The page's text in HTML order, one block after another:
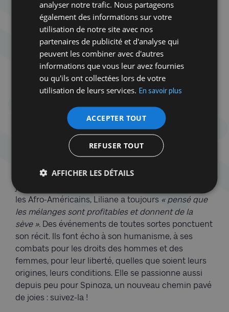
met volontiers la main aux scénarii.
… A la femme libérée
Dotée d’une belle énergie, Liliane Rovere n’a, pour
sa chance, pas eu à se libérer de grand-chose pour
faire ce qu’elle a voulu de sa vie – ce qui ne signifie
pas qu’elle ait été simple ni facile pour autant. Elle
son parcours dans « La folle vie de Lili ». On y
découvre sa passion pour le jazz, elle aime cette
musique et ceux qui la jouent. Elle sera aussi, un
temps, la compagne du légendaire trompettiste
revenir à Paris. Ouverte, tolérante, hilare avec les
jazzmen belges, particulièrement en symbiose avec
les Afro-Américains, Liliane a toujours « pensé que
les mélanges sont profitables et donnent de la
sève ». Des événements de toutes sortes ponctuent
son récit. Ils font écho à son humanisme, à ses
combats pour les droits des hommes et des
femmes, pour leur liberté, quelles que soient leurs
origines, leurs conditions. Elle se passionne aussi
depuis peu pour Spinoza, un nouveau chemin pavé
de joies : suivez-la !
analyser notre trafic. Nous partageons
également des informations sur votre
utilisation de notre site avec nos
partenaires de publicité et d'analyse qui
peuvent les combiner avec d'autres
informations que vous leur avez fournies
ou qu'ils ont collectées lors de votre
utilisation de leurs services. En savoir plus
ACCEPTER TOUT
REFUSER TOUT
AFFICHER LES DÉTAILS